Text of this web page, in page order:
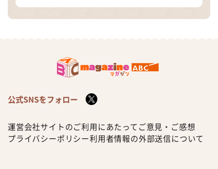
公式SNSをフォロー
運営会社サイトのご利用にあたって ご意見・ご感想
プライバシーポリシー利用者情報の外部送信について